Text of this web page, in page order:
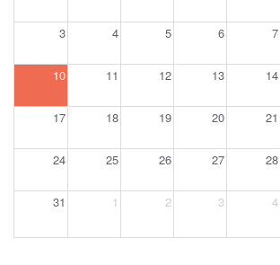
3 4 5 6 7
10 11 12 13 14
17 18 19 20 21
24 25 26 27 28
31 1 2 3 4